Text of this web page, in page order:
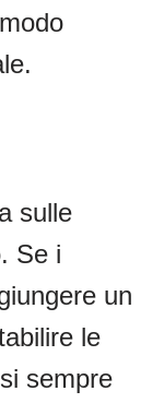
sulle
Se i
un
le
sempre